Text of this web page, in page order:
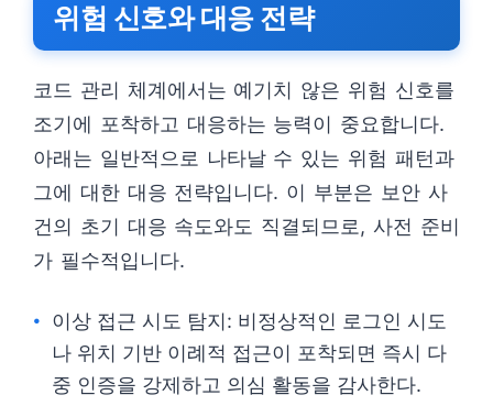
위험 신호와 대응 전략
코드 관리 체계에서는 예기치 않은 위험 신호를
조기에 포착하고 대응하는 능력이 중요합니다.
아래는 일반적으로 나타날 수 있는 위험 패턴과
그에 대한 대응 전략입니다. 이 부분은 보안 사
건의 초기 대응 속도와도 직결되므로, 사전 준비
가 필수적입니다.
이상 접근 시도 탐지: 비정상적인 로그인 시도
나 위치 기반 이례적 접근이 포착되면 즉시 다
중 인증을 강제하고 의심 활동을 감사한다.